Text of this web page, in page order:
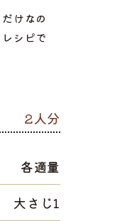
けなの
シピで
2人分
各適量
大さじ1